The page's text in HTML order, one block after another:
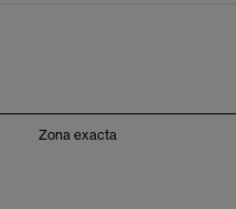
Zona exacta